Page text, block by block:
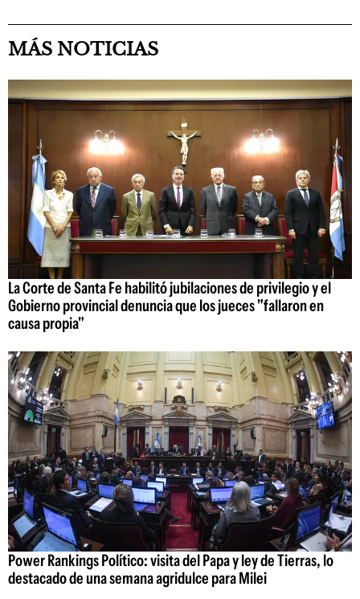
MÁS NOTICIAS
La Corte de Santa Fe habilitó jubilaciones de privilegio y el
Gobierno provincial denuncia que los jueces "fallaron en
causa propia"
Power Rankings Político: visita del Papa y ley de Tierras, lo
destacado de una semana agridulce para Milei